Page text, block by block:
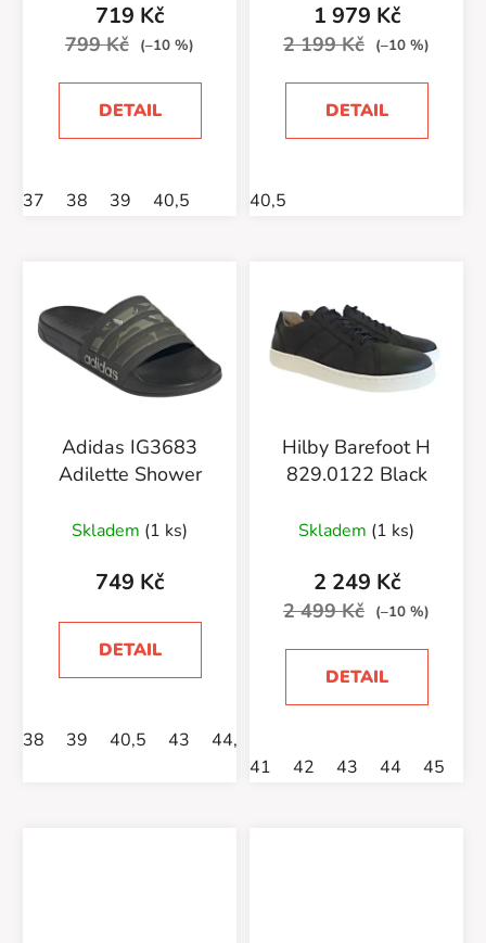
719 Kč
799 Kč (–10 %)
DETAIL
37 38 39 40,5
1 979 Kč
2 199 Kč (–10 %)
DETAIL
40,5
Adidas IG3683
Adilette Shower
Skladem (1 ks)
749 Kč
DETAIL
38 39 40,5 43 44,5
Hilby Barefoot H
829.0122 Black
Skladem (1 ks)
2 249 Kč
2 499 Kč (–10 %)
DETAIL
41 42 43 44 45